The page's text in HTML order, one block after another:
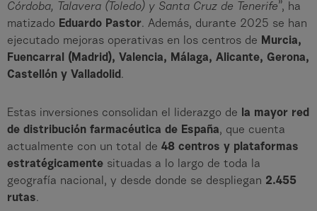
Córdoba, Talavera (Toledo) y Santa Cruz de Tenerife”, ha
matizado Eduardo Pastor. Además, durante 2025 se han
ejecutado mejoras operativas en los centros de Murcia,
Fuencarral (Madrid), Valencia, Málaga, Alicante, Gerona,
Castellón y Valladolid .
Estas inversiones consolidan el liderazgo de
la mayor red
de distribución farmacéutica de España, que cuenta
actualmente con un total de 48 centros y plataformas
estratégicamente situadas a lo largo de toda la
geografía nacional, y desde donde se despliegan 2.455
rutas.